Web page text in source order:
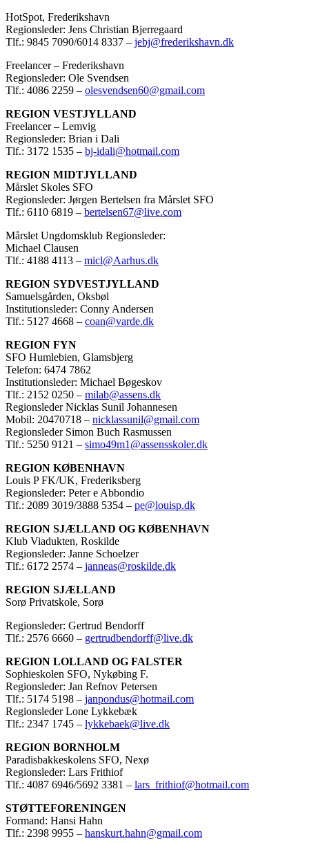
HotSpot, Frederikshavn
Regionsleder: Jens Christian Bjerregaard
Tlf.: 9845 7090/6014 8337 – jebj@frederikshavn.dk
Freelancer – Frederikshavn
Regionsleder: Ole Svendsen
Tlf.: 4086 2259 – olesvendsen60@gmail.com
REGION VESTJYLLAND
Freelancer – Lemvig
Regionsleder: Brian i Dali
Tlf.: 3172 1535 – bj-idali@hotmail.com
REGION MIDTJYLLAND
Mårslet Skoles SFO
Regionsleder: Jørgen Bertelsen fra Mårslet SFO
Tlf.: 6110 6819 – bertelsen67@live.com
Mårslet Ungdomsklub Regionsleder:
Michael Clausen
Tlf.: 4188 4113 – micl@Aarhus.dk
REGION SYDVESTJYLLAND
Samuelsgården, Oksbøl
Institutionsleder: Conny Andersen
Tlf.: 5127 4668 – coan@varde.dk
REGION FYN
SFO Humlebien, Glamsbjerg
Telefon: 6474 7862
Institutionsleder: Michael Bøgeskov
Tlf.: 2152 0250 – milab@assens.dk
Regionsleder Nicklas Sunil Johannesen
Mobil: 20470718 – nicklassunil@gmail.com
Regionsleder Simon Buch Rasmussen
Tlf.: 5250 9121 – simo49m1@assensskoler.dk
REGION KØBENHAVN
Louis P FK/UK, Frederiksberg
Regionsleder: Peter e Abbondio
Tlf.: 2089 3019/3888 5354 – pe@louisp.dk
REGION SJÆLLAND OG KØBENHAVN
Klub Viadukten, Roskilde
Regionsleder: Janne Schoelzer
Tlf.: 6172 2574 – janneas@roskilde.dk
REGION SJÆLLAND
Sorø Privatskole, Sorø
Regionsleder: Gertrud Bendorff
Tlf.: 2576 6660 – gertrudbendorff@live.dk
REGION LOLLAND OG FALSTER
Sophieskolen SFO, Nykøbing F.
Regionsleder: Jan Refnov Petersen
Tlf.: 5174 5198 – janpondus@hotmail.com
Regionsleder Lone Lykkebæk
Tlf.: 2347 1745 – lykkebaek@live.dk
REGION BORNHOLM
Paradisbakkeskolens SFO, Nexø
Regionsleder: Lars Frithiof
Tlf.: 4087 6946/5692 3381 – lars_frithiof@hotmail.com
STØTTEFORENINGEN
Formand: Hansi Hahn
Tlf.: 2398 9955 – hanskurt.hahn@gmail.com